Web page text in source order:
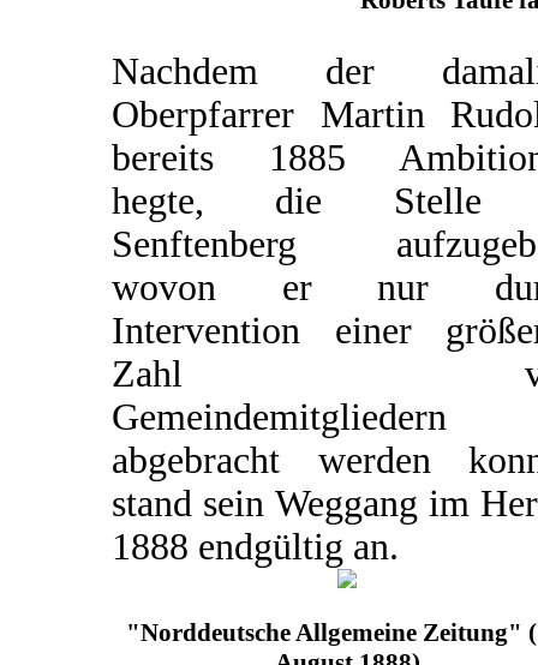
Nachdem der
Oberpfarrer Martin
bereits 1885
hegte, die Stelle
Senftenberg
wovon er nur
Intervention einer
Zahl
Gemeindemitgliedern
abgebracht werden
stand sein Weggang im
1888 endgültig an.
"Norddeutsche Allgemeine Zeitung"